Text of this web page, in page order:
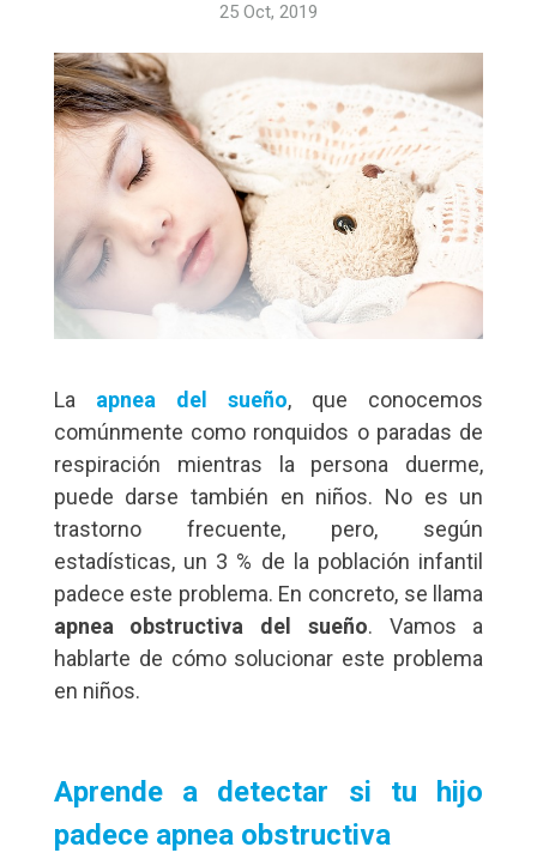
25 Oct, 2019
La apnea del sueño, que conocemos
comúnmente como ronquidos o paradas de
respiración mientras la persona duerme,
puede darse también en niños. No es un
trastorno frecuente, pero, según
estadísticas, un 3 % de la población infantil
padece este problema. En concreto, se llama
apnea obstructiva del sueño. Vamos a
hablarte de cómo solucionar este problema
en niños.
Aprende a detectar si tu hijo
padece apnea obstructiva